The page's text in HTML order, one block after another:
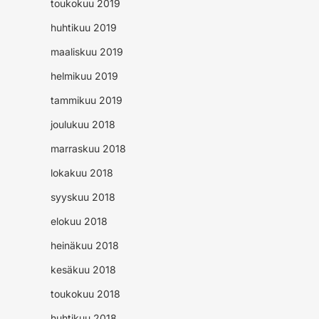
toukokuu 2019
huhtikuu 2019
maaliskuu 2019
helmikuu 2019
tammikuu 2019
joulukuu 2018
marraskuu 2018
lokakuu 2018
syyskuu 2018
elokuu 2018
heinäkuu 2018
kesäkuu 2018
toukokuu 2018